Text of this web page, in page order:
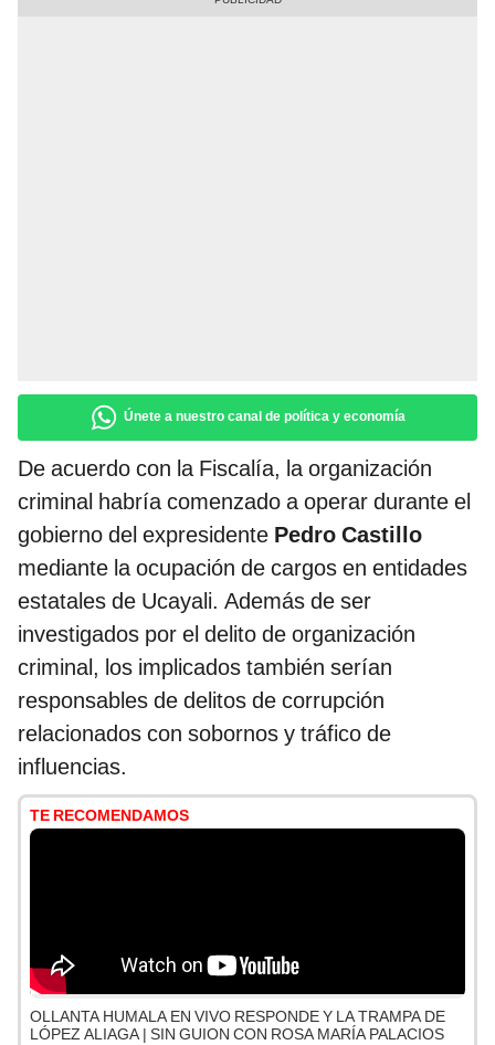
Únete a nuestro canal de política y economía
De acuerdo con la Fiscalía, la organización
criminal habría comenzado a operar durante el
gobierno del expresidente Pedro Castillo
mediante la ocupación de cargos en entidades
estatales de Ucayali. Además de ser
investigados por el delito de organización
criminal, los implicados también serían
responsables de delitos de corrupción
relacionados con sobornos y tráfico de
influencias.
TE RECOMENDAMOS
OLLANTA HUMALA EN VIVO RESPONDE Y LA TRAMPA DE
LÓPEZ ALIAGA | SIN GUION CON ROSA MARÍA PALACIOS